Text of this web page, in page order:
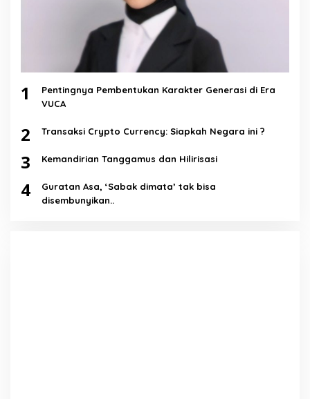
1
Pentingnya Pembentukan Karakter Generasi di Era
VUCA
2 Transaksi Crypto Currency: Siapkah Negara ini ?
3 Kemandirian Tanggamus dan Hilirisasi
4
Guratan Asa, ‘Sabak dimata’ tak bisa
disembunyikan..